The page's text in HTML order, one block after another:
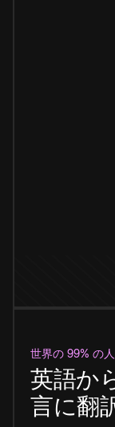
世界の 99% の
英語か
言に翻